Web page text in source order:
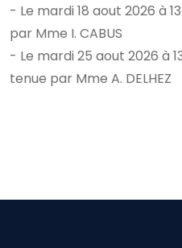
- Le mardi 18 aout 2026 à
par Mme I. CABUS
- Le mardi 25 aout 2026 à
tenue par Mme A. DELHEZ